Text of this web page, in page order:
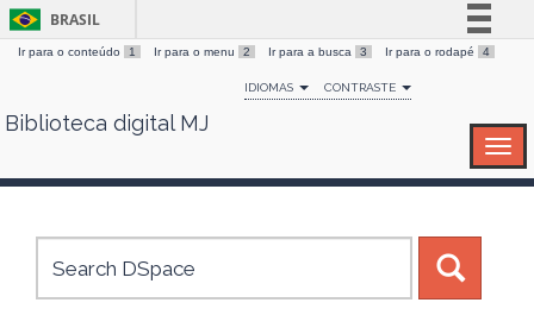
Skip
BRASIL
Simplifique!
Comunica BR
Canais
Ir para o conteúdo 1 Ir para o menu 2 Ir para a busca 3 Ir para o rodapé 4
IDIOMAS CONTRASTE
Biblioteca digital MJ